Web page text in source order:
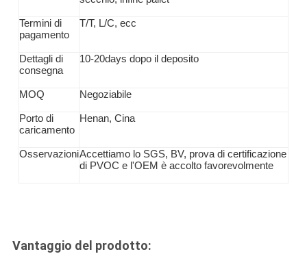
Termini di
pagamento
T/T, L/C, ecc
Dettagli di
consegna
10-20days dopo il deposito
MOQ Negoziabile
Porto di
caricamento
Henan, Cina
OsservazioniAccettiamo lo SGS, BV, prova di certificazione
di PVOC e l'OEM è accolto favorevolmente
Vantaggio del prodotto: